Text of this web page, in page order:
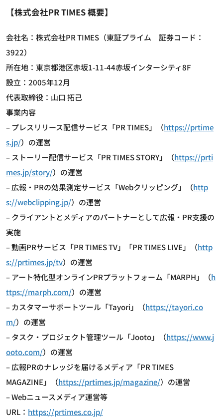
【株式会社PR TIMES 概要】
会社名：株式会社PR TIMES（東証プライム 証券コード：
3922）
所在地：東京都港区赤坂1-11-44赤坂インターシティ8F
設立：2005年12月
代表取締役：山口 拓己
事業内容
– プレスリリース配信サービス「PR TIMES」（https://prtime
s.jp/）の運営
– ストーリー配信サービス「PR TIMES STORY」（https://prti
mes.jp/story/）の運営
– 広報・PRの効果測定サービス「Webクリッピング」（http
s://webclipping.jp/）の運営
– クライアントとメディアのパートナーとして広報・PR支援の
実施
– 動画PRサービス「PR TIMES TV」「PR TIMES LIVE」（http
s://prtimes.jp/tv）の運営
– アート特化型オンラインPRプラットフォーム「MARPH」（h
ttps://marph.com/）の運営
– カスタマーサポートツール「Tayori」（https://tayori.co
m/）の運営
– タスク・プロジェクト管理ツール「Jooto」（https://www.j
ooto.com/）の運営
– 広報PRのナレッジを届けるメディア「PR TIMES
MAGAZINE」（https://prtimes.jp/magazine/）の運営
– Webニュースメディア運営等
URL： https://prtimes.co.jp/